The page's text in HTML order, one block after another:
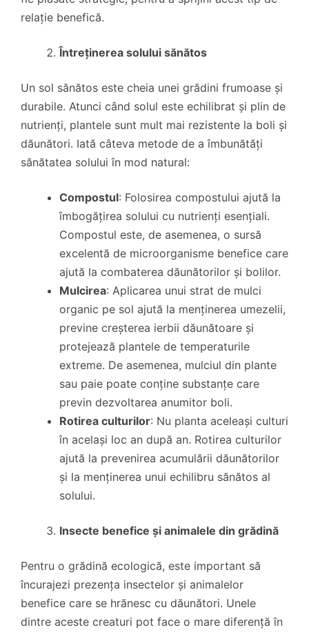
relație benefică.
Întreținerea solului sănătos
Un sol sănătos este cheia unei grădini frumoase și
durabile. Atunci când solul este echilibrat și plin de
nutrienți, plantele sunt mult mai rezistente la boli și
dăunători. Iată câteva metode de a îmbunătăți
sănătatea solului în mod natural:
Compostul: Folosirea compostului ajută la
îmbogățirea solului cu nutrienți esențiali.
Compostul este, de asemenea, o sursă
excelentă de microorganisme benefice care
ajută la combaterea dăunătorilor și bolilor.
Mulcirea: Aplicarea unui strat de mulci
organic pe sol ajută la menținerea umezelii,
previne creșterea ierbii dăunătoare și
protejează plantele de temperaturile
extreme. De asemenea, mulciul din plante
sau paie poate conține substanțe care
previn dezvoltarea anumitor boli.
Rotirea culturilor: Nu planta aceleași culturi
în același loc an după an. Rotirea culturilor
ajută la prevenirea acumulării dăunătorilor
și la menținerea unui echilibru sănătos al
solului.
Insecte benefice și animalele din grădină
Pentru o grădină ecologică, este important să
încurajezi prezența insectelor și animalelor
benefice care se hrănesc cu dăunători. Unele
dintre aceste creaturi pot face o mare diferență în